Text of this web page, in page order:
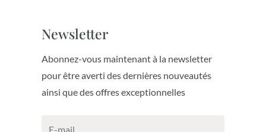
Newsletter
Abonnez-vous maintenant à la newsletter
pour être averti des dernières nouveautés
ainsi que des offres exceptionnelles